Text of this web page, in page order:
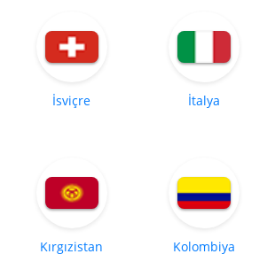
İsviçre İtalya
Kırgızistan Kolombiya